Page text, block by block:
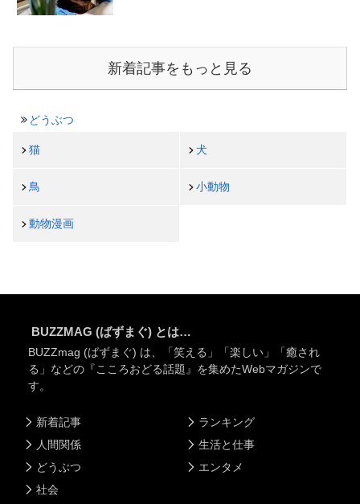
新着記事をもっと見る
どうぶつ
猫 犬
鳥 小動物
動物漫画
BUZZMAG (ばずまぐ) とは…
BUZZmag (ばずまぐ) は、「笑える」「楽しい」「癒され
る」などの『こころおどる話題』を集めたWebマガジンで
す。
新着記事
人間関係
どうぶつ
社会
ランキング
生活と仕事
エンタメ